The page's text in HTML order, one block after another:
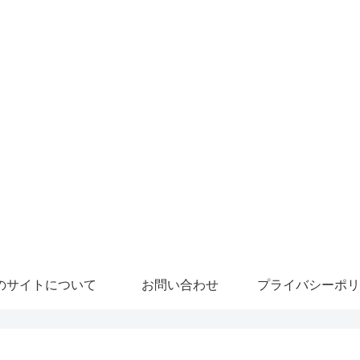
サイトについて お問い合わせ プライバシーポ